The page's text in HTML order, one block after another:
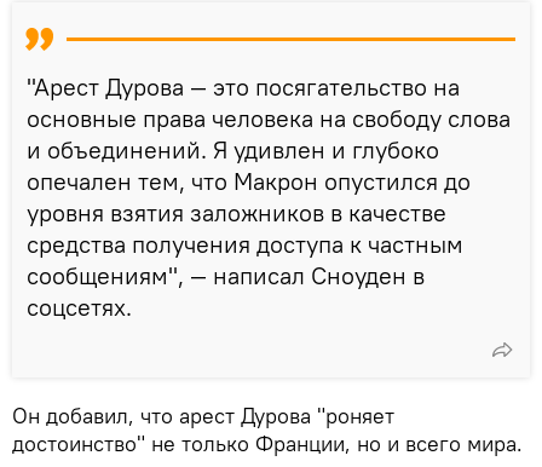
"Арест Дурова — это посягательство на
основные права человека на свободу слова
и объединений. Я удивлен и глубоко
опечален тем, что Макрон опустился до
уровня взятия заложников в качестве
средства получения доступа к частным
сообщениям", — написал Сноуден в
соцсетях.
Он добавил, что арест Дурова "роняет
достоинство" не только Франции, но и всего мира.